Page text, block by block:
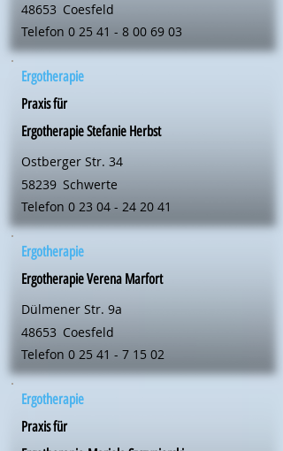
48653 Coesfeld
Telefon 0 25 41 - 8 00 69 03
Ergotherapie
Praxis für
Ergotherapie Stefanie Herbst
Ostberger Str. 34
58239 Schwerte
Telefon 0 23 04 - 24 20 41
Ergotherapie
Ergotherapie Verena Marfort
Dülmener Str. 9a
48653 Coesfeld
Telefon 0 25 41 - 7 15 02
Ergotherapie
Praxis für